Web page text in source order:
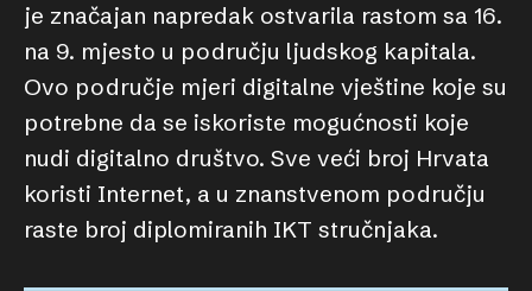
je značajan napredak ostvarila rastom sa 16.
na 9. mjesto u području ljudskog kapitala.
Ovo područje mjeri digitalne vještine koje su
potrebne da se iskoriste mogućnosti koje
nudi digitalno društvo. Sve veći broj Hrvata
koristi Internet, a u znanstvenom području
raste broj diplomiranih IKT stručnjaka.